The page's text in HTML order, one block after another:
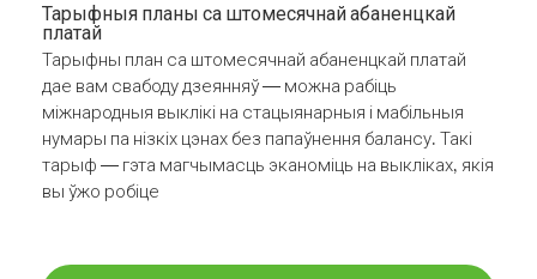
Тарыфныя планы са штомесячнай абаненцкай
платай
Тарыфны план са штомесячнай абаненцкай платай
дае вам свабоду дзеянняў — можна рабіць
міжнародныя выклікі на стацыянарныя і мабільныя
нумары па нізкіх цэнах без папаўнення балансу. Такі
тарыф — гэта магчымасць эканоміць на выкліках, якія
вы ўжо робіце